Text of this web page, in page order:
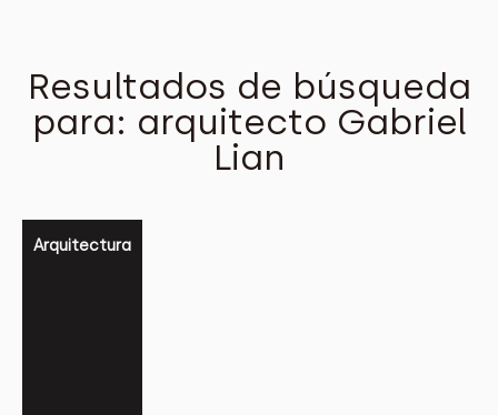
Resultados de búsqueda
para: arquitecto Gabriel
Lian
Arquitectura